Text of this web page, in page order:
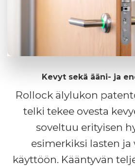
Kevyt sekä ääni- ja
Rollock älylukon
telki tekee ovesta
soveltuu erityisen
esimerkiksi lasten ja
käyttöön. Kääntyvän